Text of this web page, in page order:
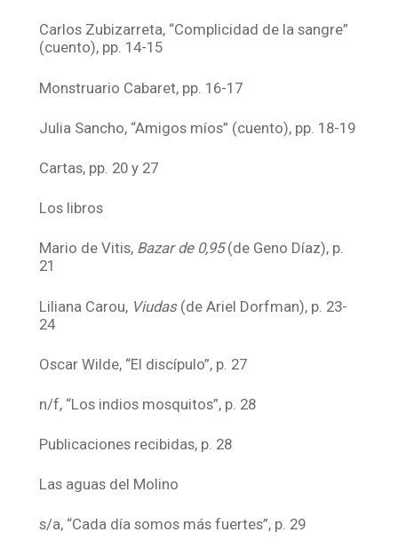
Carlos Zubizarreta, “Complicidad de la sangre”
(cuento), pp. 14-15
Monstruario Cabaret, pp. 16-17
Julia Sancho, “Amigos míos” (cuento), pp. 18-19
Cartas, pp. 20 y 27
Los libros
Mario de Vitis, Bazar de 0,95(de Geno Díaz), p.
21
Liliana Carou, Viudas (de Ariel Dorfman), p. 23-
24
Oscar Wilde, “El discípulo”, p. 27
n/f, “Los indios mosquitos”, p. 28
Publicaciones recibidas, p. 28
Las aguas del Molino
s/a, “Cada día somos más fuertes”, p. 29